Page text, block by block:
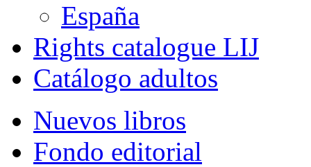
España
Rights catalogue LIJ
Catálogo adultos
Nuevos libros
Fondo editorial